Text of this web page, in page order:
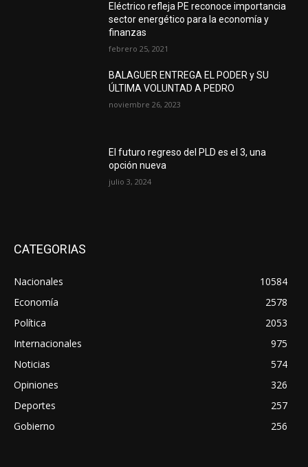
Eléctrico refleja PE reconoce importancia
sector energético para la economía y
finanzas
febrero 25, 2021
BALAGUER ENTREGA EL PODER y SU
ÚLTIMA VOLUNTAD A PEDRO
noviembre 26, 2023
El futuro regreso del PLD es el 3, una
opción nueva
julio 3, 2024
CATEGORIAS
Nacionales
10584
Economía
2578
Política
2053
Internacionales
975
Noticias
574
Opiniones
326
Deportes
257
Gobierno
256